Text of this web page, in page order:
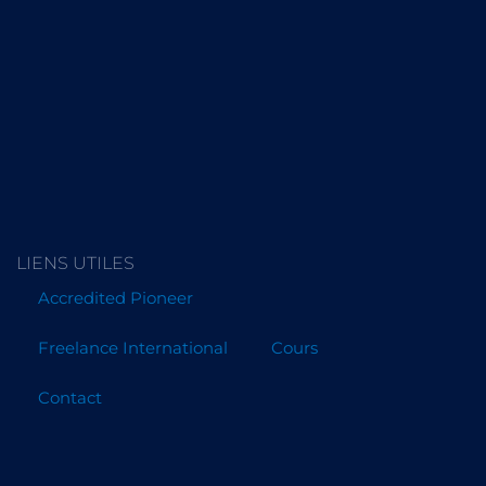
LIENS UTILES
Accredited Pioneer
Freelance International Cours
Contact